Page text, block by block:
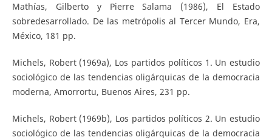
Mathías, Gilberto y Pierre Salama (1986), El Estado
sobredesarrollado. De las metrópolis al Tercer Mundo, Era,
México, 181 pp.
Michels, Robert (1969a), Los partidos políticos 1. Un estudio
sociológico de las tendencias oligárquicas de la democracia
moderna, Amorrortu, Buenos Aires, 231 pp.
Michels, Robert (1969b), Los partidos políticos 2. Un estudio
sociológico de las tendencias oligárquicas de la democracia